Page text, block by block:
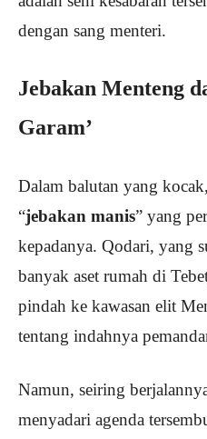
dengan sang menteri.
Jebakan Menteng
Garam’
Dalam balutan yang
“jebakan manis” yang
kepadanya. Qodari, yang
banyak aset rumah di
pindah ke kawasan elit
tentang indahnya
Namun, seiring
menyadari agenda